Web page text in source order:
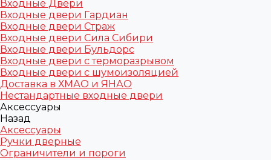
Входные Двери
Входные двери Гардиан
Входные двери Страж
Входные двери Сила Сибири
Входные двери Бульдорс
Входные двери с терморазрывом
Входные двери с шумоизоляцией
Доставка в ХМАО и ЯНАО
Нестандартные входные двери
Аксессуары
Назад
Аксессуары
Ручки дверные
Ограничители и пороги